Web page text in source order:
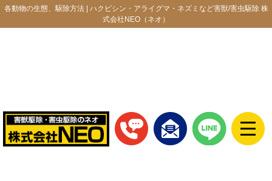
各動物の生態、駆除方法 | ハクビシン・アライグマ・ネズミなど害獣/害虫駆除 株
式会社NEO（ネオ）